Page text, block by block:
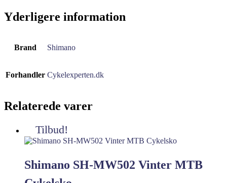
Yderligere information
Brand Shimano
Forhandler Cykelexperten.dk
Relaterede varer
Tilbud!
Shimano SH-MW502 Vinter MTB